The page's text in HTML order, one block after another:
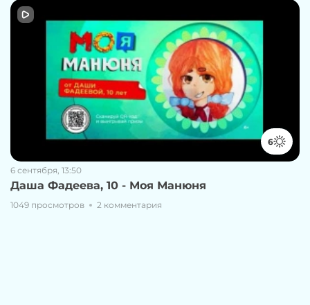
6
6 сентября, 13:50
Даша Фадеева, 10 - Моя Манюня
1049 просмотров 2 комментария